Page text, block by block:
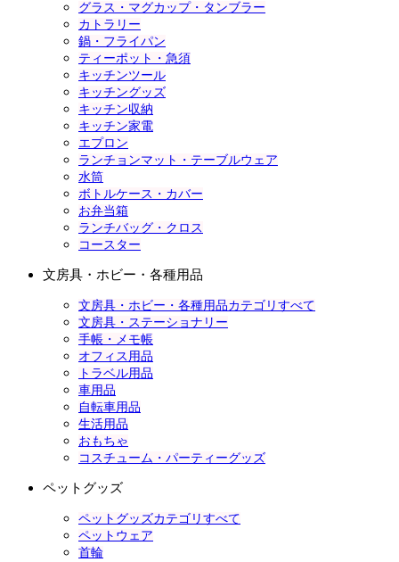
グラス・マグカップ・タンブラー
カトラリー
鍋・フライパン
ティーポット・急須
キッチンツール
キッチングッズ
キッチン収納
キッチン家電
エプロン
ランチョンマット・テーブルウェア
水筒
ボトルケース・カバー
お弁当箱
ランチバッグ・クロス
コースター
文房具・ホビー・各種用品
文房具・ホビー・各種用品カテゴリすべて
文房具・ステーショナリー
手帳・メモ帳
オフィス用品
トラベル用品
車用品
自転車用品
生活用品
おもちゃ
コスチューム・パーティーグッズ
ペットグッズ
ペットグッズカテゴリすべて
ペットウェア
首輪